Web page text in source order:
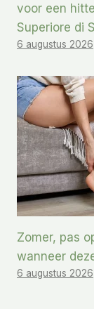
voor een
Superiore di
6 augustus 2026
Zomer, pas
wanneer
6 augustus 2026